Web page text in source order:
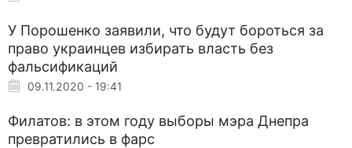
У Порошенко заявили, что будут бороться за
право украинцев избирать власть без
фальсификаций
09.11.2020 - 19:41
Филатов: в этом году выборы мэра Днепра
превратились в фарс